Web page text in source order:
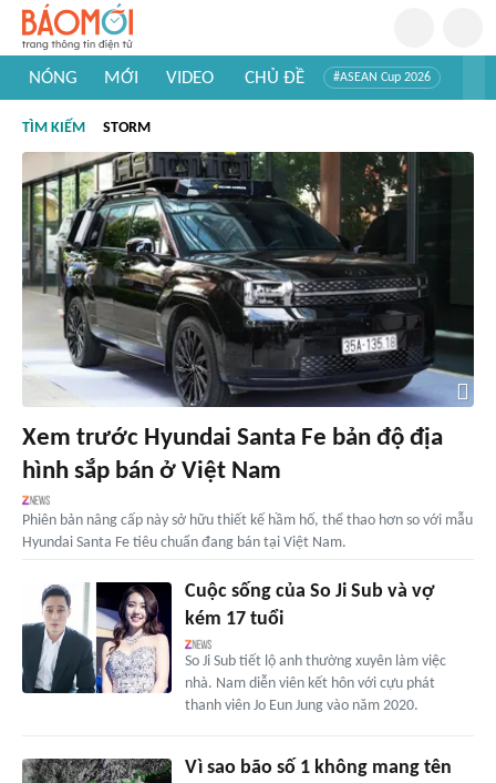
NÓNG MỚI VIDEO CHỦ ĐỀ #ASEAN Cup 2026
#Khám phá thế giới
TÌM KIẾM STORM
Xem trước Hyundai Santa Fe bản độ địa
hình sắp bán ở Việt Nam
Phiên bản nâng cấp này sở hữu thiết kế hầm hố, thể thao hơn so với mẫu
Hyundai Santa Fe tiêu chuẩn đang bán tại Việt Nam.
Cuộc sống của So Ji Sub và vợ
kém 17 tuổi
So Ji Sub tiết lộ anh thường xuyên làm việc
nhà. Nam diễn viên kết hôn với cựu phát
thanh viên Jo Eun Jung vào năm 2020.
Vì sao bão số 1 không mang tên